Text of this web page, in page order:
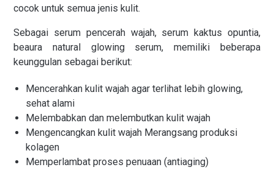
cocok untuk semua jenis kulit.
Sebagai serum pencerah wajah, serum kaktus opuntia,
beaura natural glowing serum, memiliki beberapa
keunggulan sebagai berikut:
Mencerahkan kulit wajah agar terlihat lebih glowing,
sehat alami
Melembabkan dan melembutkan kulit wajah
Mengencangkan kulit wajah Merangsang produksi
kolagen
Memperlambat proses penuaan (antiaging)